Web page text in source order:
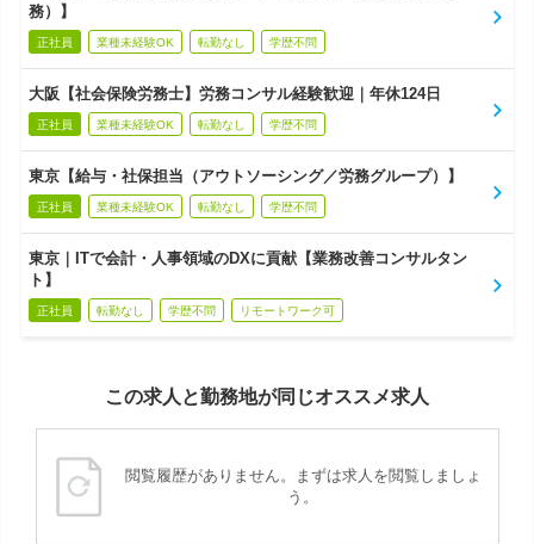
務）】
正社員 業種未経験OK 転勤なし 学歴不問
大阪【社会保険労務士】労務コンサル経験歓迎｜年休124日
正社員 業種未経験OK 転勤なし 学歴不問
東京【給与・社保担当（アウトソーシング／労務グループ）】
正社員 業種未経験OK 転勤なし 学歴不問
東京｜ITで会計・人事領域のDXに貢献【業務改善コンサルタン
ト】
正社員 転勤なし 学歴不問 リモートワーク可
この求人と勤務地が同じオススメ求人
閲覧履歴がありません。まずは求人を閲覧しましょ
う。